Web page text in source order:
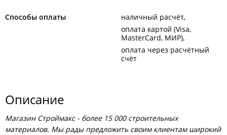
Способы оплаты
наличный расчёт
оплата картой (Visa,
MasterCard, МИР)
оплата через расчётный
счёт
Описание
Магазин Строймакс - более 15 000 строительных
материалов. Мы рады предложить своим клиентам широкий